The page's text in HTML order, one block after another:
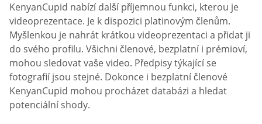
KenyanCupid nabízí další příjemnou funkci, kterou je
videoprezentace. Je k dispozici platinovým členům.
Myšlenkou je nahrát krátkou videoprezentaci a přidat ji
do svého profilu. Všichni členové, bezplatní i prémioví,
mohou sledovat vaše video. Předpisy týkající se
fotografií jsou stejné. Dokonce i bezplatní členové
KenyanCupid mohou procházet databázi a hledat
potenciální shody.